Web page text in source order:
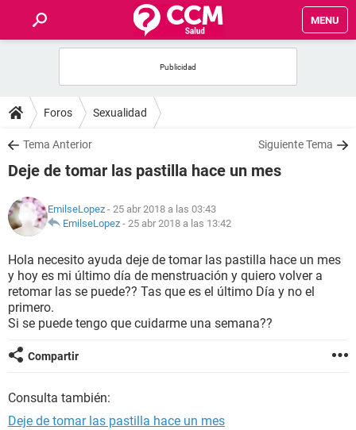
MENU
FOROS
SALUD
FAMILIA
NUTRICIÓN
BIENESTAR
SEXUALIDAD
GLOSARIO
Foros Sexualidad
Tema Anterior Siguiente Tema
Deje de tomar las pastilla hace un mes
EmilseLopez - 25 abr 2018 a las 03:43
EmilseLopez - 25 abr 2018 a las 13:42
Hola necesito ayuda deje de tomar las pastilla hace un mes
y hoy es mi último día de menstruación y quiero volver a
retomar las se puede?? Tas que es el último Día y no el
primero.
Si se puede tengo que cuidarme una semana??
Compartir
Consulta también:
Deje de tomar las pastilla hace un mes